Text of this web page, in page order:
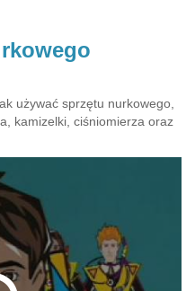
używać sprzętu nurkowego,
kamizelki, ciśniomierza oraz